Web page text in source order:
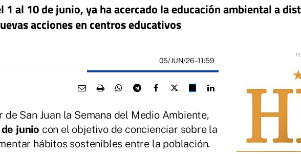
1 al 10 de junio, ya ha acercado la educación ambiental a
acciones en centros educativos
05/JUN/26- 11:59
San Juan la Semana del Medio Ambiente,
junio con el objetivo de concienciar sobre la
hábitos sostenibles entre la población.